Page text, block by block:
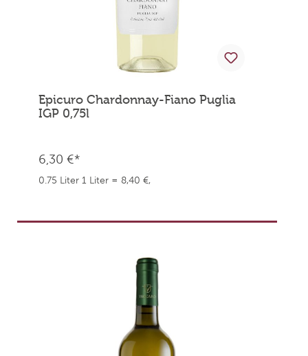
Epicuro Chardonnay-Fiano Puglia
IGP 0,75l
6,30 €*
0.75 Liter 1 Liter = 8,40 €,